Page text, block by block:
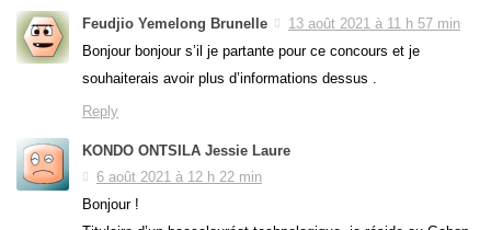
Feudjio Yemelong Brunelle
13 août 2021 à 11 h 57 min
Bonjour bonjour s’il je partante pour ce concours et je
souhaiterais avoir plus d’informations dessus .
Reply
KONDO ONTSILA Jessie Laure
6 août 2021 à 12 h 22 min
Bonjour !